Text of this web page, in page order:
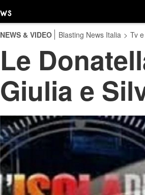
NEWS & VIDEO Blasting News Italia > Tv
Le
Giulia e